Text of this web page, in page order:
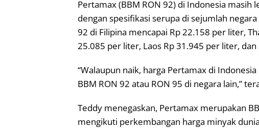
Pertamax (BBM RON 92) di Indonesia masih
dengan spesifikasi serupa di sejumlah
92 di Filipina mencapai Rp 22.158 per liter,
25.085 per liter, Laos Rp 31.945 per liter,
“Walaupun naik, harga Pertamax di
BBM RON 92 atau RON 95 di negara lain,”
Teddy menegaskan, Pertamax merupakan
mengikuti perkembangan harga minyak